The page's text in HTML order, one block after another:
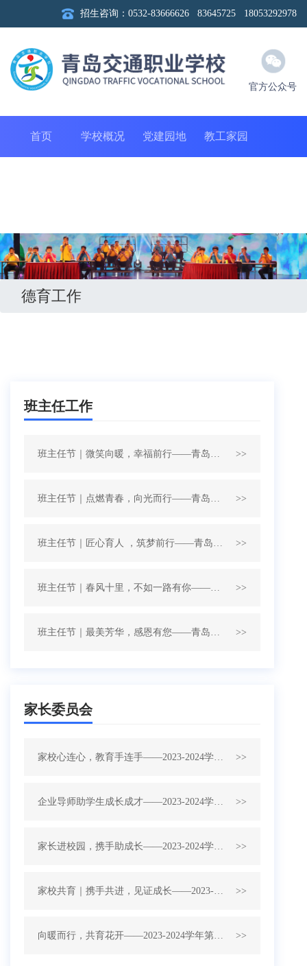
招生咨询：0532-83666626 83645725 18053292978
官方公众号
首页 学校概况 党建园地 教工家园
德育工作
班主任工作
班主任节｜微笑向暖，幸福前行——青岛交通职业学校2022级10班、11班、12班班主任节系列活动 >>
班主任节｜点燃青春，向光而行——青岛交通职业学校2022级7班、8班班主任节系列活动 >>
班主任节｜匠心育人 ，筑梦前行——青岛交通职业学校2021级10班、11班、12班班主任节系列活动 >>
班主任节｜春风十里，不如一路有你——青岛交通职业学校2021级7班、8班班主任节系列活动 >>
班主任节｜最美芳华，感恩有您——青岛交通职业学校2020级6班、7班班主任节系列活动 >>
家长委员会
家校心连心，教育手连手——2023-2024学年第二学期“学情会商 家校面对面”家长驻校暨优秀家长进课堂活动（四） >>
企业导师助学生成长成才——2023-2024学年第二学期“学情会商 家校面对面”家长驻校暨优秀家长进课堂活动（三） >>
家长进校园，携手助成长——2023-2024学年第二学期“学情会商 家校面对面”家长驻校暨优秀家长进课堂活动（二） >>
家校共育｜携手共进，见证成长——2023-2024学年第二学期“学情会商 家校面对面”家长驻校暨优秀家长进课堂活动（一） >>
向暖而行，共育花开——2023-2024学年第一学期“学情会商 家校面对面”家长驻校暨优秀家长进课堂活动（十七） >>